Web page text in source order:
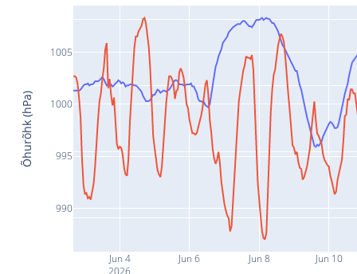
Jun 4
2026
Jun 6 Jun 8 Jun 10
990
995
1000
1005
Õhurõhk (hPa)